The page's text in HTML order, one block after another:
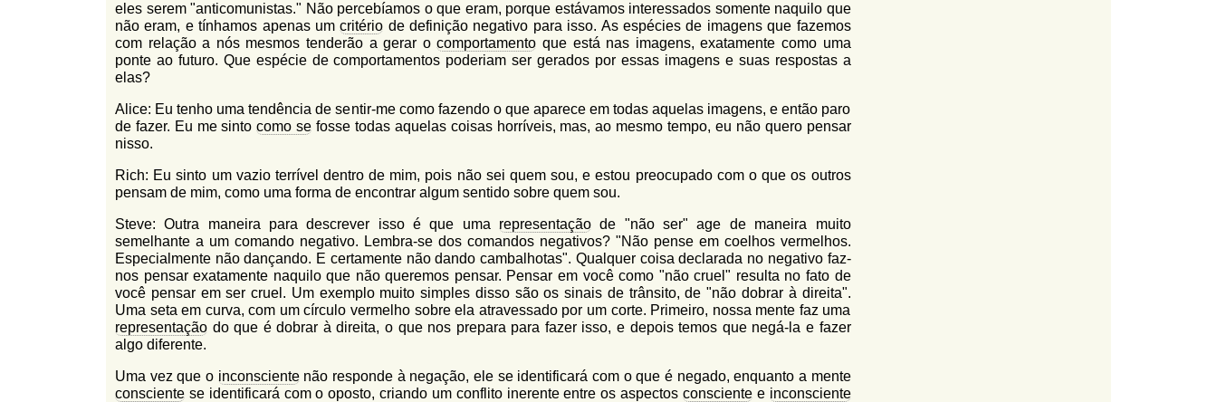
eles serem "anticomunistas." Não percebíamos o que eram, porque estávamos interessados somente naquilo que
não eram, e tínhamos apenas umcritério de definição negativo para isso. As espécies de imagens que fazemos
com relação a nós mesmos tenderão a gerar ocomportamento que está nas imagens, exatamente como uma
ponte ao futuro. Que espécie de comportamentos poderiam ser gerados por essas imagens e suas respostas a
elas?
Alice: Eu tenho uma tendência de sentir-me como fazendo o que aparece em todas aquelas imagens, e então paro
de fazer. Eu me sintocomo se fosse todas aquelas coisas horríveis, mas, ao mesmo tempo, eu não quero pensar
nisso.
Rich: Eu sinto um vazio terrível dentro de mim, pois não sei quem sou, e estou preocupado com o que os outros
pensam de mim, como uma forma de encontrar algum sentido sobre quem sou.
Steve: Outra maneira para descrever isso é que uma representação de "não ser" age de maneira muito
semelhante a um comando negativo. Lembra-se dos comandos negativos? "Não pense em coelhos vermelhos.
Especialmente não dançando. E certamente não dando cambalhotas". Qualquer coisa declarada no negativo faz-
nos pensar exatamente naquilo que não queremos pensar. Pensar em você como "não cruel" resulta no fato de
você pensar em ser cruel. Um exemplo muito simples disso são os sinais de trânsito, de "não dobrar à direita".
Uma seta em curva, com um círculo vermelho sobre ela atravessado por um corte. Primeiro, nossa mente faz uma
representação do que é dobrar à direita, o que nos prepara para fazer isso, e depois temos que negá-la e fazer
algo diferente.
Uma vez que o inconscientenão responde à negação, ele se identificará com o que é negado, enquanto a mente
consciente se identificará com o oposto, criando um conflito inerente entre os aspectos conscientee inconsciente